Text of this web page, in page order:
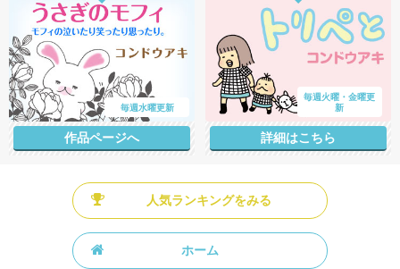
毎週水曜更新
作品ページへ
毎週火曜・金曜更
新
詳細はこちら
人気ランキングをみる
ホーム